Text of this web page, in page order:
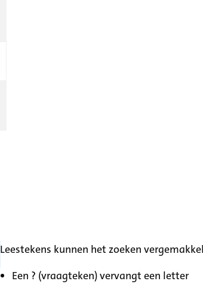
Leestekens kunnen het zoeken
Een ? (vraagteken) vervangt een letter